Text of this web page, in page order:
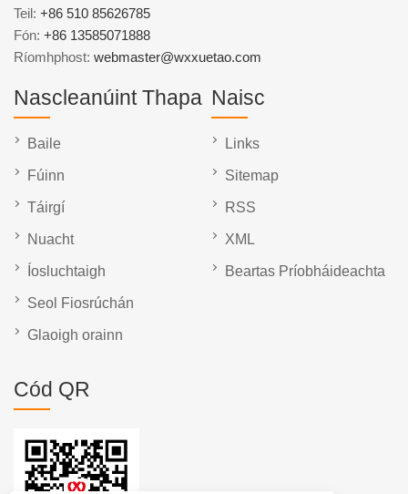
Teil: +86 510 85626785
Fón: +86 13585071888
Ríomhphost: webmaster@wxxuetao.com
Nascleanúint Thapa
Baile
Fúinn
Táirgí
Nuacht
Íosluchtaigh
Seol Fiosrúchán
Glaoigh orainn
Naisc
Links
Sitemap
RSS
XML
Beartas Príobháideachta
Cód QR